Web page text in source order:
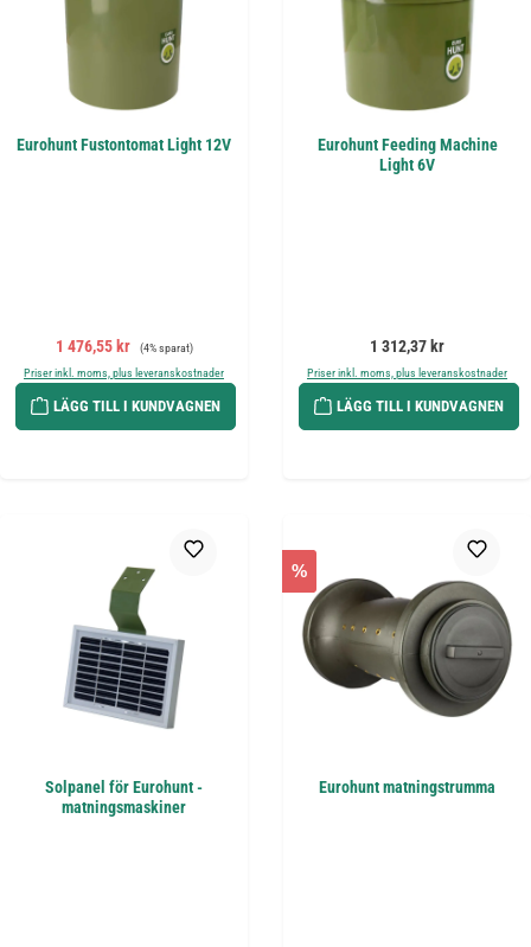
Eurohunt Fustontomat Light 12V
Försäljningspris:
1 476,55 kr Ordinarie pris:
(4% sparat)
Priser inkl. moms, plus leveranskostnader
LÄGG TILL I KUNDVAGNEN
Eurohunt Feeding Machine
Light 6V
Ordinarie pris:
1 312,37 kr
Priser inkl. moms, plus leveranskostnader
LÄGG TILL I KUNDVAGNEN
Solpanel för Eurohunt -
matningsmaskiner
%
Eurohunt matningstrumma